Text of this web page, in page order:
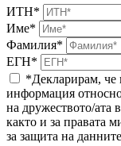
ИТН*
Име*
Фамилия*
ЕГН*
*Декларирам, че
информация
на дружеството/ата
както и за правата
за защита на данните